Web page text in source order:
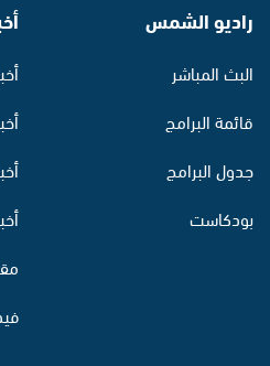
راديو الشمس
البث المباشر
قائمة البرامج
جدول البرامج
بودكاست